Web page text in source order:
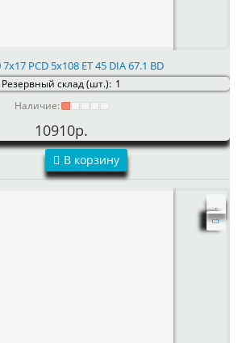
7x17 PCD 5x108 ET 45 DIA 67.1 BD
Резервный склад (шт.): 1
Наличие:
10910р.
В корзину